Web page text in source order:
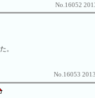
No.16052
。
No.16053